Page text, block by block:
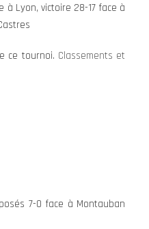
à Lyon, victoire 28-17 face à
ce tournoi. Classements et
7-0 face à Montauban